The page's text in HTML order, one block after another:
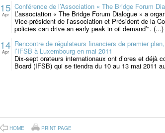
15
Apr
Conférence de l’Association « The Bridge Forum
L’association « The Bridge Forum Dialogue » a
Vice-président de l’association et Président de la
policies can drive an early peak in oil demand’". (...)
14
Apr
Rencontre de régulateurs financiers de premier
l’IFSB à Luxembourg en mai 2011
Dix-sept orateurs internationaux ont d’ores et déjà
Board (IFSB) qui se tiendra du 10 au 13 mai 2011
HOME PRINT PAGE